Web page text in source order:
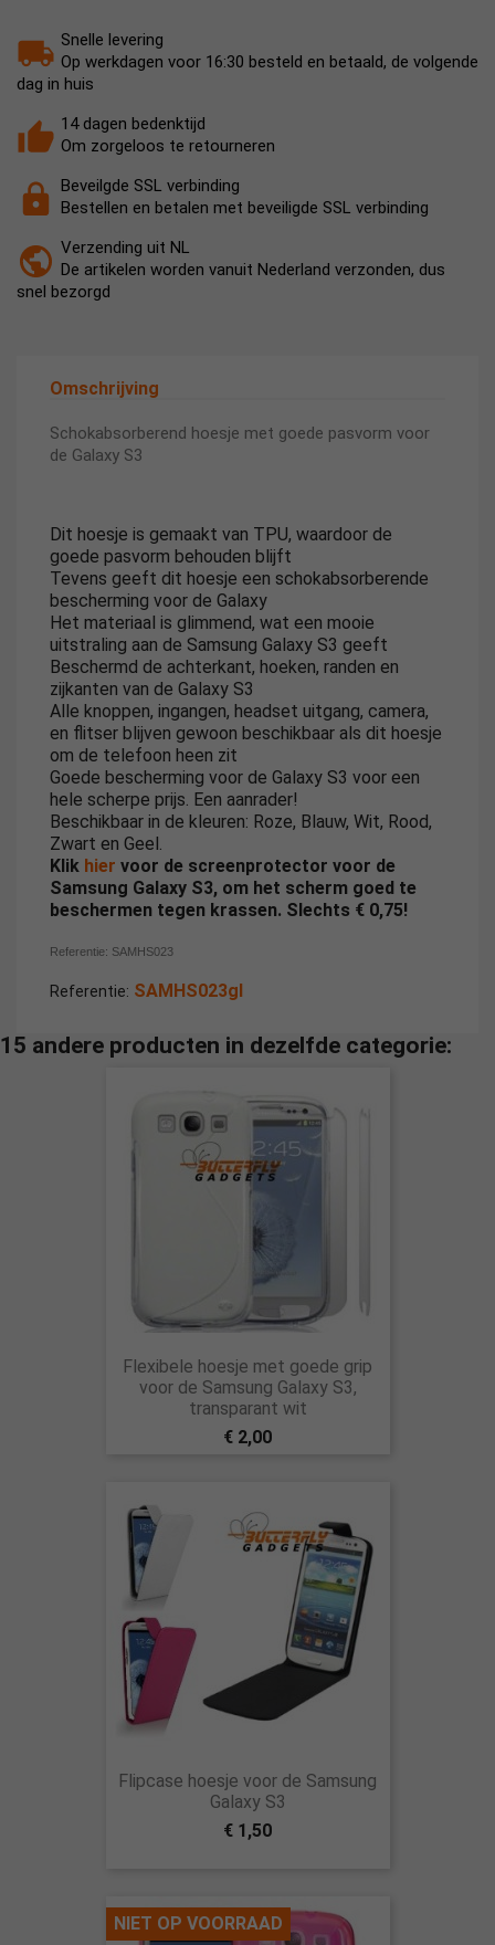
Snelle levering
Op werkdagen voor 16:30 besteld en betaald, de volgende
dag in huis
14 dagen bedenktijd
Om zorgeloos te retourneren
Beveilgde SSL verbinding
Bestellen en betalen met beveiligde SSL verbinding
Verzending uit NL
De artikelen worden vanuit Nederland verzonden, dus
snel bezorgd
Omschrijving
Schokabsorberend hoesje met goede pasvorm voor
de Galaxy S3
Dit hoesje is gemaakt van TPU, waardoor de
goede pasvorm behouden blijft
Tevens geeft dit hoesje een schokabsorberende
bescherming voor de Galaxy
Het materiaal is glimmend, wat een mooie
uitstraling aan de Samsung Galaxy S3 geeft
Beschermd de achterkant, hoeken, randen en
zijkanten van de Galaxy S3
Alle knoppen, ingangen, headset uitgang, camera,
en flitser blijven gewoon beschikbaar als dit hoesje
om de telefoon heen zit
Goede bescherming voor de Galaxy S3 voor een
hele scherpe prijs. Een aanrader!
Beschikbaar in de kleuren: Roze, Blauw, Wit, Rood,
Zwart en Geel.
Klik hier voor de screenprotector voor de
Samsung Galaxy S3, om het scherm goed te
beschermen tegen krassen. Slechts € 0,75!
Referentie: SAMHS023
Referentie: SAMHS023gl
15 andere producten in dezelfde categorie:
Flexibele hoesje met goede grip
voor de Samsung Galaxy S3,
transparant wit
€ 2,00
Flipcase hoesje voor de Samsung
Galaxy S3
€ 1,50
NIET OP VOORRAAD